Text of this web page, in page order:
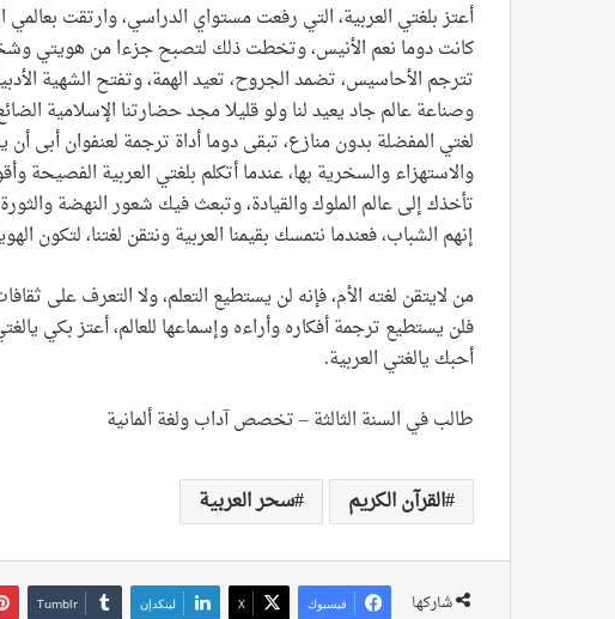
أعتز بلغتي العربية، التي رفعت مستواي الدراسي، وارتقت
كانت دوما نعم الأنيس، وتخطت ذلك لتصبح جزءا من هويتي
تترجم الأحاسيس، تضمد الجروح، تعيد الهمة، وتفتح الشهية
وصناعة عالم جاد يعيد لنا ولو قليلا مجد حضارتنا الإسلامية
لغتي المفضلة بدون منازع، تبقى دوما أداة ترجمة لعنفوان أبى
والاستهزاء والسخرية بها، عندما أتكلم بلغتي العربية
تأخذك إلى عالم الملوك والقيادة، وتبعث فيك شعور النهضة
إنهم الشباب، فعندما نتمسك بقيمنا العربية ونتقن لغتنا، لتكون
من لايتقن لغته الأم، فإنه لن يستطيع التعلم، ولا التعرف على
فلن يستطيع ترجمة أفكاره وأراءه وإسماعها للعالم، أعتز بكي
أحبك يالغتي العربية.
طالب في السنة الثالثة – تخصص آداب ولغة ألمانية
القرآن الكريم سحر العربية
شاركها فيسبوك ‫X لينكدإن